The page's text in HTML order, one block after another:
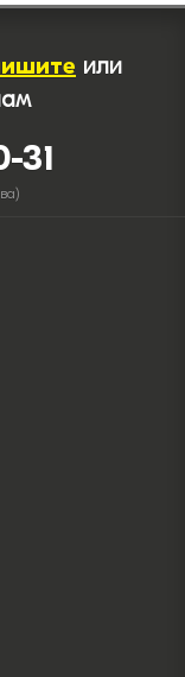
или
31